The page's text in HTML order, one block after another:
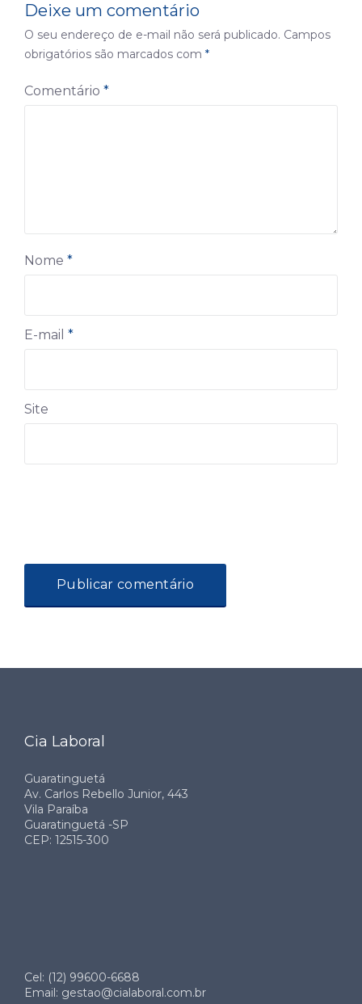
Deixe um comentário
O seu endereço de e-mail não será publicado. Campos
obrigatórios são marcados com *
Comentário *
Nome *
E-mail *
Site
Cia Laboral
Guaratinguetá
Av. Carlos Rebello Junior, 443
Vila Paraíba
Guaratinguetá -SP
CEP: 12515-300
Cel: (12) 99600-6688
Email: gestao@cialaboral.com.br